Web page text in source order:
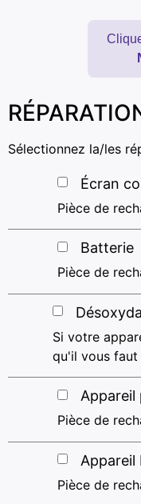
Sélectionnez la/les
Écran
Pièce de
Batterie
Pièce de
Si votre
qu'il vous faut
Appareil
Pièce de
Appareil
Pièce de